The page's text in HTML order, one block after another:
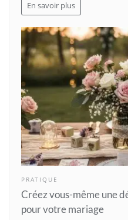
En savoir plus
PRATIQUE
Créez vous-même une
pour votre mariage